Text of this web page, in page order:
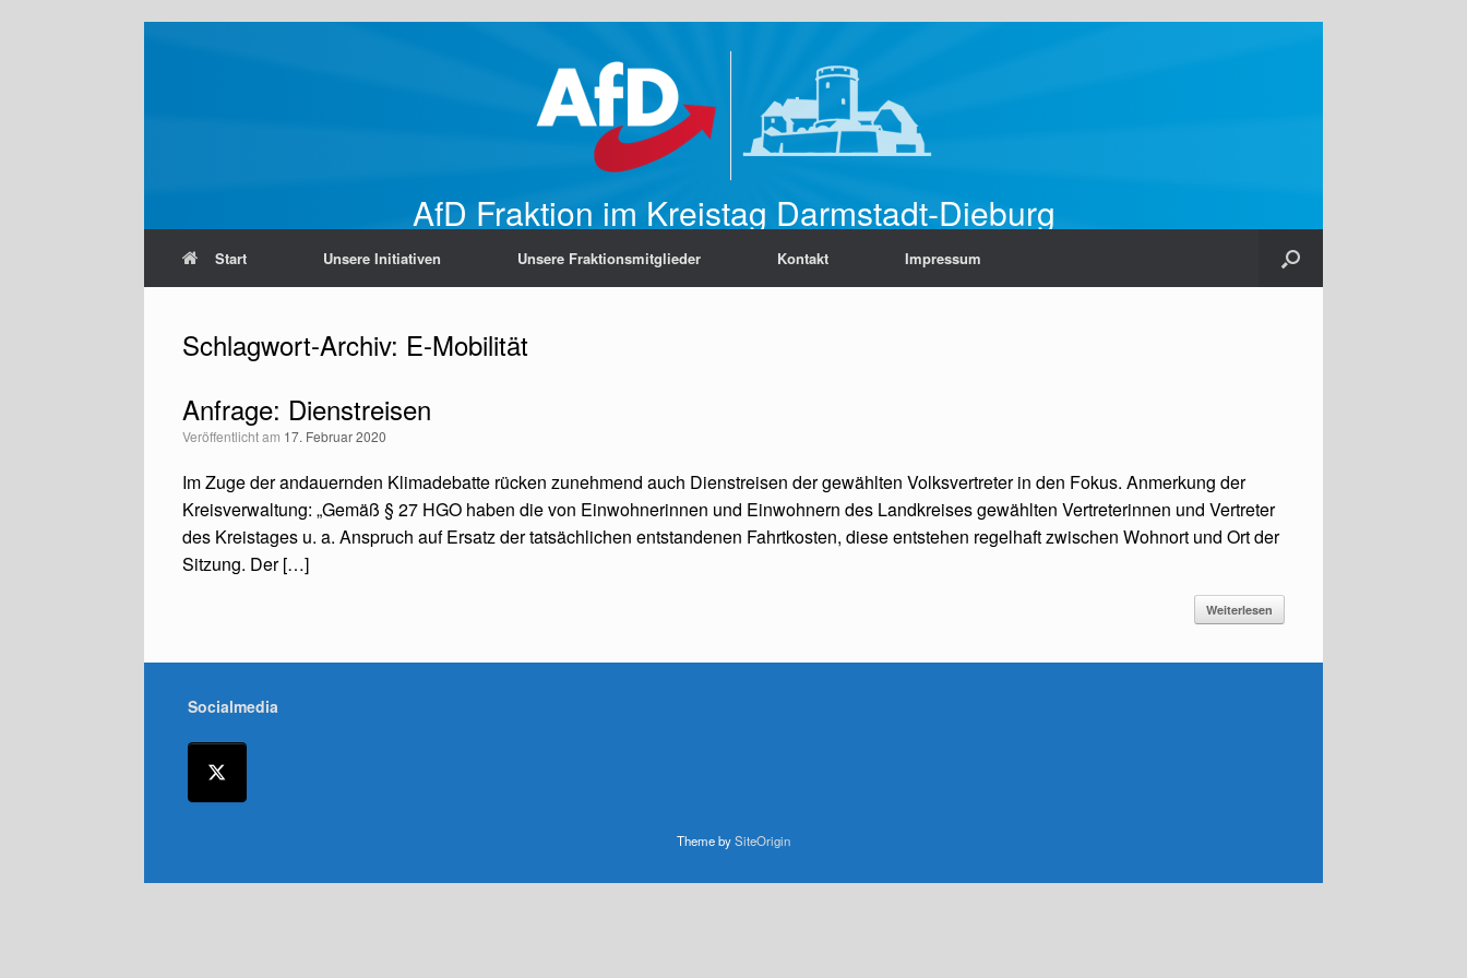
AfD Fraktion im Kreistag Darmstadt-Dieburg
Start Unsere Initiativen Unsere Fraktionsmitglieder Kontakt Impressum
Schlagwort-Archiv: E-Mobilität
Anfrage: Dienstreisen
Veröffentlicht am 17. Februar 2020
Im Zuge der andauernden Klimadebatte rücken zunehmend auch Dienstreisen der gewählten Volksvertreter in den Fokus. Anmerkung der
Kreisverwaltung: „Gemäß § 27 HGO haben die von Einwohnerinnen und Einwohnern des Landkreises gewählten Vertreterinnen und Vertreter
des Kreistages u. a. Anspruch auf Ersatz der tatsächlichen entstandenen Fahrtkosten, diese entstehen regelhaft zwischen Wohnort und Ort der
Sitzung. Der […]
Weiterlesen
Socialmedia
Theme bySiteOrigin